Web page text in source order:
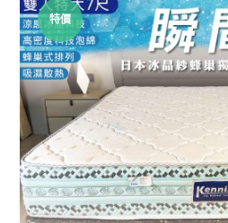
特價